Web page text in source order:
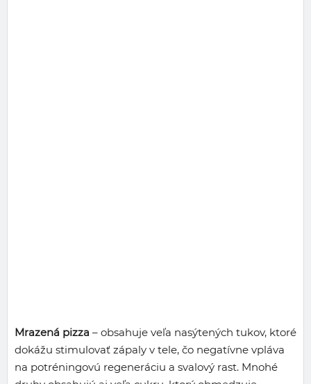
Mrazená pizza – obsahuje veľa nasýtených tukov, ktoré
dokážu stimulovať zápaly v tele, čo negatívne vpláva
na potréningovú regeneráciu a svalový rast. Mnohé